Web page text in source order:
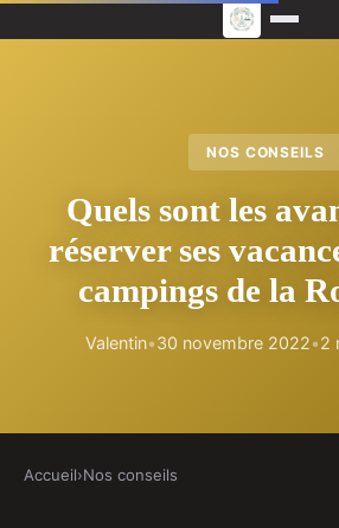
NOS CONSEILS
Quels sont les
réserver ses
campings de la
Valentin•30 novembre 2022•2
Accueil›Nos conseils